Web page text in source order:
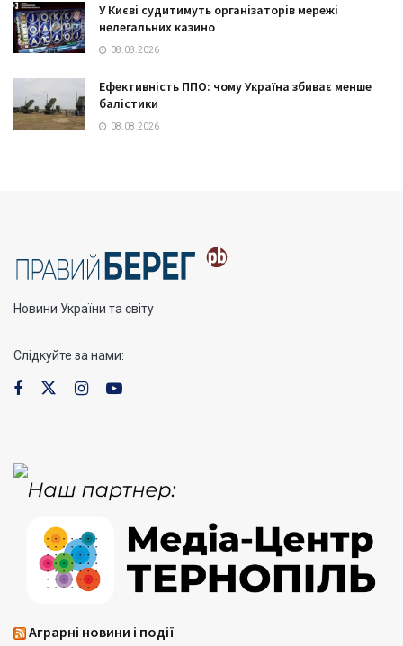
У Києві судитимуть організаторів мережі
нелегальних казино
08.08.2026
Ефективність ППО: чому Україна збиває менше
балістики
08.08.2026
Новини України та світу
Слідкуйте за нами:
Аграрні новини і події